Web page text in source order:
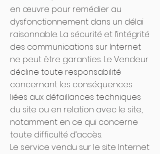
en œuvre pour remédier au
dysfonctionnement dans un délai
raisonnable. La sécurité et l’intégrité
des communications sur Internet
ne peut être garanties. Le Vendeur
décline toute responsabilité
concernant les conséquences
liées aux défaillances techniques
du site ou en relation avec le site,
notamment en ce qui concerne
toute difficulté d’accès.
Le service vendu sur le site Internet